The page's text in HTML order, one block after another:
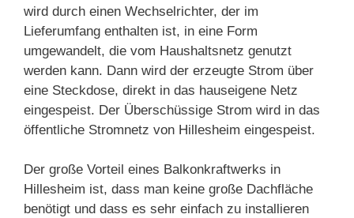
wird durch einen Wechselrichter, der im
Lieferumfang enthalten ist, in eine Form
umgewandelt, die vom Haushaltsnetz genutzt
werden kann. Dann wird der erzeugte Strom über
eine Steckdose, direkt in das hauseigene Netz
eingespeist. Der Überschüssige Strom wird in das
öffentliche Stromnetz von Hillesheim eingespeist.
Der große Vorteil eines Balkonkraftwerks in
Hillesheim ist, dass man keine große Dachfläche
benötigt und dass es sehr einfach zu installieren